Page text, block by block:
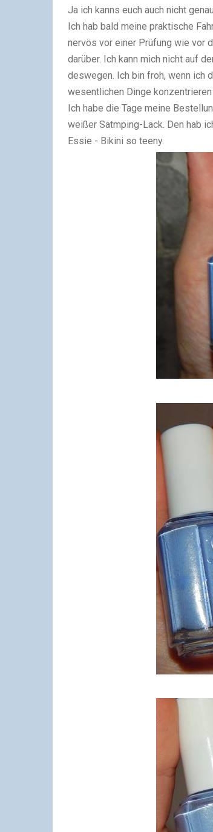
Ja ich kanns euch auch nicht
Ich hab bald meine praktische
nervös vor einer Prüfung wie vor
darüber. Ich kann mich nicht auf
deswegen. Ich bin froh, wenn ich
wesentlichen Dinge konzentrieren
Ich habe die Tage meine
weißer Satmping-Lack. Den hab
Essie - Bikini so teeny.